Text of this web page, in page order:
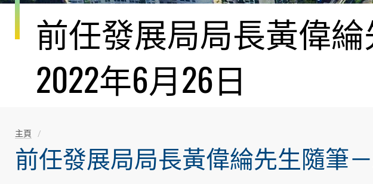
前任發展局局長黃偉綸
2022年6月26日
主頁
前任發展局局長黃偉綸先生隨筆－